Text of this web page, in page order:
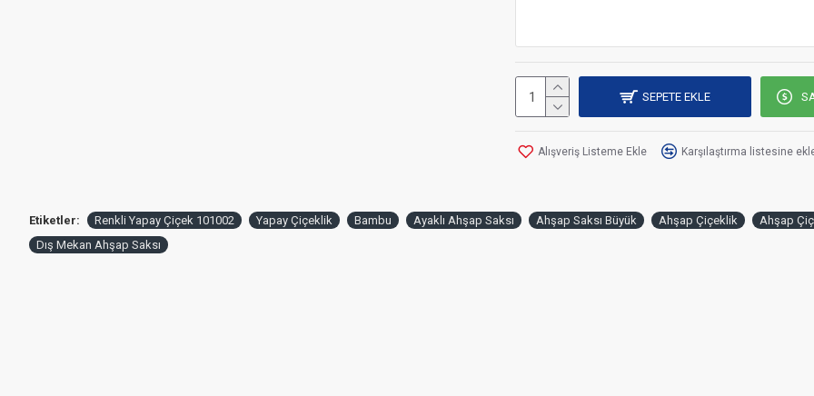
tıklayarak verebilirsiniz.SEPETE EKLE
Alışveriş Listeme Ekle Karşılaştırma listesine
Etiketler: Renkli Yapay Çiçek 101002 Yapay Çiçeklik Bambu Ayaklı Ahşap Saksı Ahşap Saksı Büyük Ahşap Çiçeklik
Ahşap
Dış Mekan Ahşap Saksı